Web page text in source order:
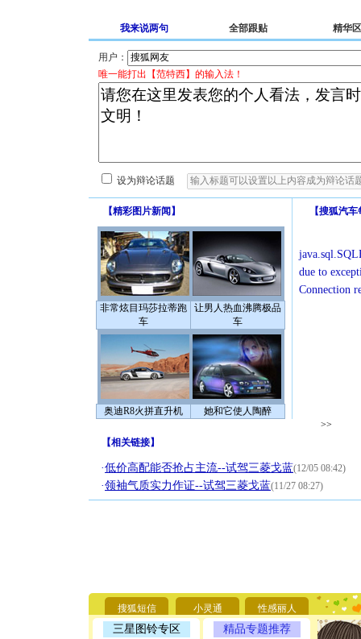
我来说两句 全部跟贴 精华区
用户：
唯一能打出【范特西】的输入法！
设为辩论话题
【精彩图片新闻 】
非常炫目玛莎拉蒂跑
车
让男人热血沸腾极品
车
奥迪R8火拼直升机 她和它使人陶醉
【搜狐汽车
due to
Connection
>>
【相关链接】
·低价高配能否抢占主流--试驾三菱戈蓝(12/05 08:42)
·领袖气质实力作证--试驾三菱戈蓝(11/27 08:27)
搜狐短信 小灵通 性感丽人
三星图铃专区 精品专题推荐
要平安！
[圣诞节]
能正大光
天都要快